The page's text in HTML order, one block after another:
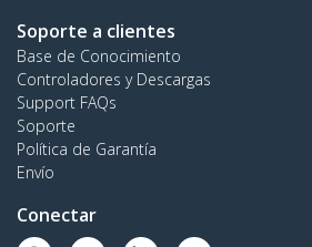
Soporte a clientes
Base de Conocimiento
Controladores y Descargas
Support FAQs
Soporte
Política de Garantía
Envío
Conectar